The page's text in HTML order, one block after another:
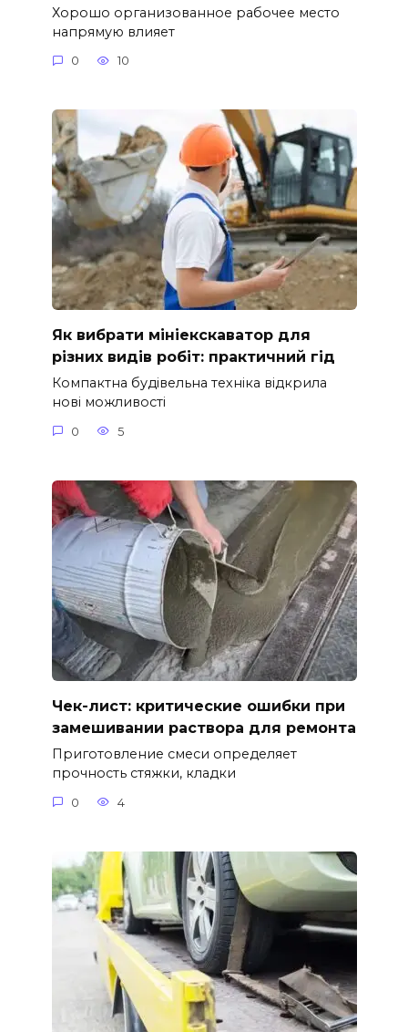
Хорошо организованное рабочее место
напрямую влияет
0 10
Як вибрати мініекскаватор для
різних видів робіт: практичний гід
Компактна будівельна техніка відкрила
нові можливості
0 5
Чек-лист: критические ошибки при
замешивании раствора для ремонта
Приготовление смеси определяет
прочность стяжки, кладки
0 4